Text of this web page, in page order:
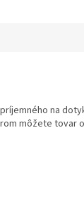
na
môžete